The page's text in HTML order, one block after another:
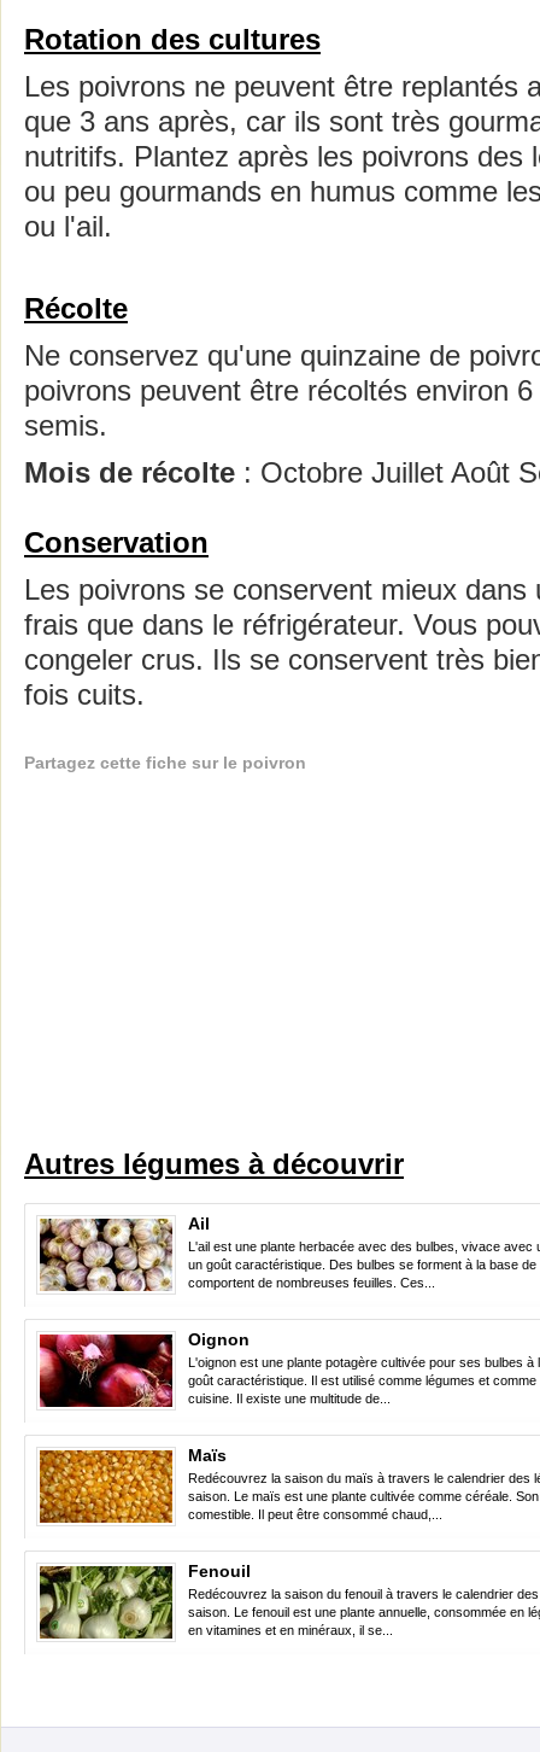
Rotation des cultures
Les poivrons ne peuvent être replantés
que 3 ans après, car ils sont très
nutritifs. Plantez après les poivrons des
ou peu gourmands en humus comme
ou l'ail.
Récolte
Ne conservez qu'une quinzaine de
poivrons peuvent être récoltés environ
semis.
Mois de récolte : Octobre Juillet Août
Conservation
Les poivrons se conservent mieux dans
frais que dans le réfrigérateur. Vous
congeler crus. Ils se conservent très
fois cuits.
Partagez cette fiche sur le poivron
Autres légumes à découvrir
Ail
L'ail est une plante herbacée avec des bulbes, vivace avec
un goût caractéristique. Des bulbes se forment à la base de
comportent de nombreuses feuilles. Ces...
Oignon
L'oignon est une plante potagère cultivée pour ses bulbes à
goût caractéristique. Il est utilisé comme légumes et comme
cuisine. Il existe une multitude de...
Maïs
Redécouvrez la saison du maïs à travers le calendrier des
saison. Le maïs est une plante cultivée comme céréale.
comestible. Il peut être consommé chaud,...
Fenouil
Redécouvrez la saison du fenouil à travers le calendrier
saison. Le fenouil est une plante annuelle, consommée en
en vitamines et en minéraux, il se...